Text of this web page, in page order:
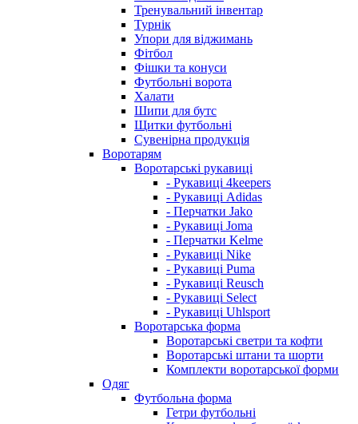
Тренувальний інвентар
Турнік
Упори для віджимань
Фітбол
Фішки та конуси
Футбольні ворота
Халати
Шипи для бутс
Щитки футбольні
Сувенірна продукція
Воротарям
Воротарські рукавиці
- Рукавиці 4keepers
- Рукавиці Adidas
- Перчатки Jako
- Рукавиці Joma
- Перчатки Kelme
- Рукавиці Nike
- Рукавиці Puma
- Рукавиці Reusch
- Рукавиці Select
- Рукавиці Uhlsport
Воротарська форма
Воротарські светри та кофти
Воротарські штани та шорти
Комплекти воротарської форми
Одяг
Футбольна форма
Гетри футбольні